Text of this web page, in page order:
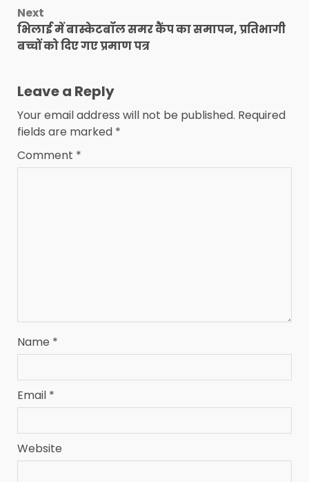
Next
भिलाई में बास्केटबॉल समर कैंप का समापन, प्रतिभागी
बच्चों को दिए गए प्रमाण पत्र
Leave a Reply
Your email address will not be published. Required
fields are marked *
Comment *
Name *
Email *
Website